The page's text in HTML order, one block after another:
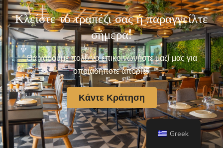
Κλείστε το τραπέζι σας ή παραγγείλτε
σήμερα!
Θα χαρούμε πολύ να επικοινωνήστε μαζί μας για
οποιαδήποτε απορία.
Κάντε Κράτηση
Greek